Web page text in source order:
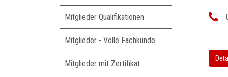
Mitglieder Qualifikationen
Mitglieder - Volle Fachkunde
Mitglieder mit Zertifikat